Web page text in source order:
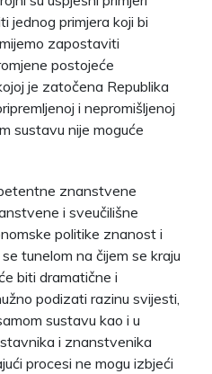
jednog primjera koji bi
zapostaviti
postojeće
je zatočena Republika
i nepromišljenoj
sustavu nije moguće
znanstvene
i sveučilišne
politike znanost i
tunelom na čijem se kraju
biti dramatične i
podizati razinu svijesti,
sustavu kao i u
i znanstvenika
procesi ne mogu izbjeći